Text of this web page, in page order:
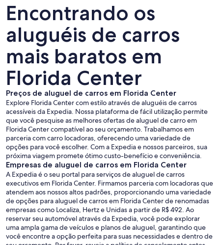
Encontrando os
aluguéis de carros
mais baratos em
Florida Center
Preços de aluguel de carros em Florida Center
Explore Florida Center com estilo através de aluguéis de carros
acessíveis da Expedia. Nossa plataforma de fácil utilização permite
que você pesquise as melhores ofertas de aluguel de carro em
Florida Center compatível ao seu orçamento. Trabalhamos em
parceria com carro locadoras, oferecendo uma variedade de
opções para você escolher. Com a Expedia e nossos parceiros, sua
próxima viagem promete ótimo custo-benefício e conveniência.
Empresas de aluguel de carros em Florida Center
A Expedia é o seu portal para serviços de aluguel de carros
executivos em Florida Center. Firmamos parceria com locadoras que
atendem aos nossos altos padrões, proporcionando uma variedade
de opções para aluguel de carros em Florida Center de renomadas
empresas como Localiza, Hertz e Unidas a partir de R$ 492. Ao
reservar seu automóvel através da Expedia, você pode explorar
uma ampla gama de veículos e planos de aluguel, garantindo que
você encontre a opção perfeita para suas necessidades e dentro de